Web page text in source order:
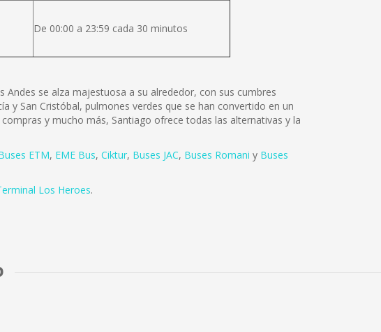
De 00:00 a 23:59 cada 30 minutos
se alza majestuosa a su alrededor, con sus cumbres
y San Cristóbal, pulmones verdes que se han convertido en un
y mucho más, Santiago ofrece todas las alternativas y la
ETM, EME Bus, Ciktur, Buses JAC, Buses Romani y Buses
Los Heroes.